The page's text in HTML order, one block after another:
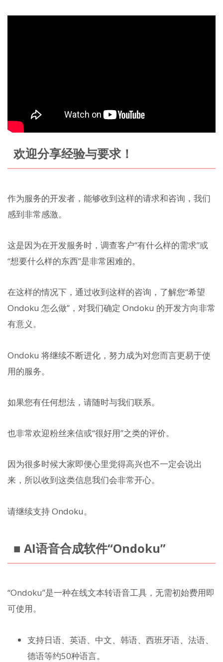
欢迎分享经验与要求！
作为服务的开发者，能够收到这样的请求和咨询，我们
感到非常感激。
这是因为在开发服务时，调查客户“有什么样的需求”或
“想要什么样的东西”是非常困难的。
在这样的情况下，通过收到这样的咨询，了解您“希望
Ondoku 怎么做”，对我们确定 Ondoku 的开发方向非常
有意义。
Ondoku 将继续不断进化，努力成为对您而言更易于使
用的服务。
如果您有任何想法，请随时与我们联系。
也非常欢迎粉丝来信或“很好用”之类的评价。
因为很多时候大家即便心里觉得高兴也不一定会说出
来，所以收到这类信息我们会非常开心。
请继续支持 Ondoku。
■ AI语音合成软件“Ondoku”
“Ondoku”是一种在线文本转语音工具，无需初始费用即
可使用。
支持日语、英语、中文、韩语、西班牙语、法语、
德语等约50种语言。